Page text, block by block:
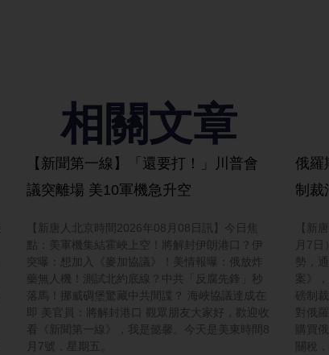
相關文章
【新聞第一線】「還要打！」川普會
議突離場 美10軍機急升空
【新唐人北京時間2026年08月08日訊】今日焦
點：美軍機集結霍峽上空！將解封伊朗港口？伊
突曝：想加入《麥加協議》！美情報曝：俄放炸
藥無人機！測試北約底線？中共「反腐先鋒」秒
落馬！挪威碉堡驚藏中共間諜？ 海峽協議達成在
即 美官員：將解封港口 觀眾朋友大家好，歡迎收
看《新聞第一線》，我是懿馨。今天是美東時間8
月7號，星期五。
俄羅
制裁
【新
月7
勢，
案》
磅制
對俄
購買
關稅